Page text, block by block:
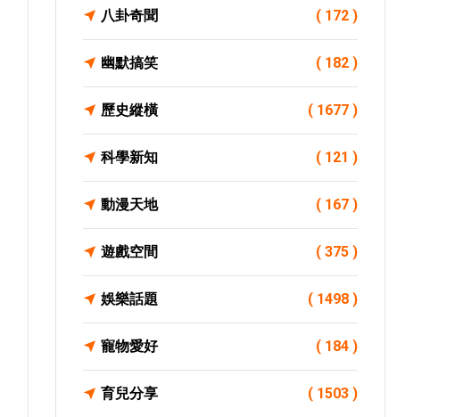
八卦奇聞 ( 172 )
幽默搞笑 ( 182 )
歷史縱橫 ( 1677 )
科學新知 ( 121 )
動漫天地 ( 167 )
遊戲空間 ( 375 )
娛樂話題 ( 1498 )
寵物愛好 ( 184 )
育兒分享 ( 1503 )